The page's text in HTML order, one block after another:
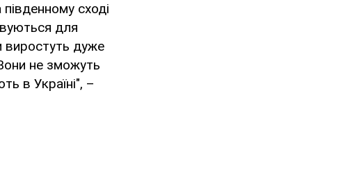
сході
для
виростуть дуже
не зможуть
в Україні", –